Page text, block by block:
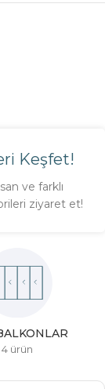
Keşfet!
ve farklı
ziyaret et!
4 ürün